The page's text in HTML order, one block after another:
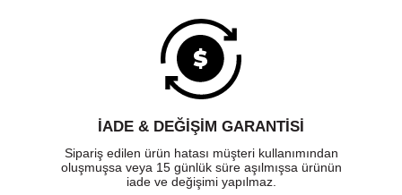
İADE & DEĞİŞİM GARANTİSİ
Sipariş edilen ürün hatası müşteri kullanımından
oluşmuşsa veya 15 günlük süre aşılmışsa ürünün
iade ve değişimi yapılmaz.